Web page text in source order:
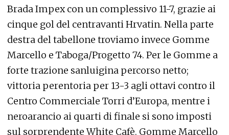
Brada Impex con un complessivo 11-7, grazie ai
cinque gol del centravanti Hrvatin. Nella parte
destra del tabellone troviamo invece Gomme
Marcello e Taboga/Progetto 74. Per le Gomme a
forte trazione sanluigina percorso netto;
vittoria perentoria per 13-3 agli ottavi contro il
Centro Commerciale Torri d’Europa, mentre i
neroarancio ai quarti di finale si sono imposti
sul sorprendente White Cafè. Gomme Marcello